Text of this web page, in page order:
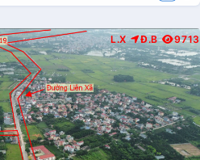
L.X Đ.B 9713